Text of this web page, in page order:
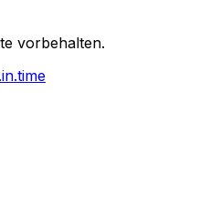
vorbehalten.